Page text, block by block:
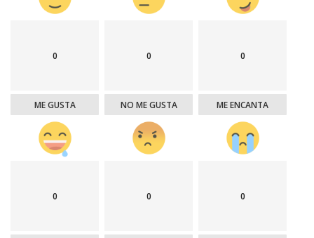
0
ME GUSTA
0
NO ME GUSTA
0
ME ENCANTA
0 0 0